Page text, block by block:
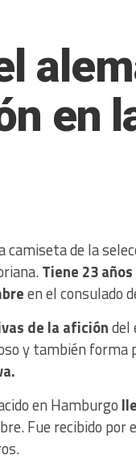
en
camiseta de la
Tiene 23 años
en el consulado
de la aficióndel
y también forma
en Hamburgo
Fue recibido por